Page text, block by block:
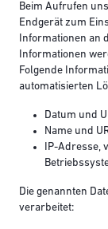
Beim Aufrufen
Endgerät zum
Informationen an
Informationen
Folgende
automatisierten
Datum und
Name und
IP-Adresse,
Die genannten
verarbeitet: